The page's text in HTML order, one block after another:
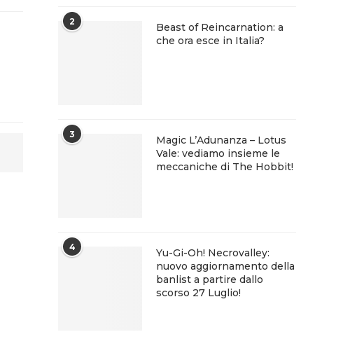
2
Beast of Reincarnation: a
che ora esce in Italia?
3
Magic L’Adunanza – Lotus
Vale: vediamo insieme le
meccaniche di The Hobbit!
4
Yu-Gi-Oh! Necrovalley:
nuovo aggiornamento della
banlist a partire dallo
scorso 27 Luglio!